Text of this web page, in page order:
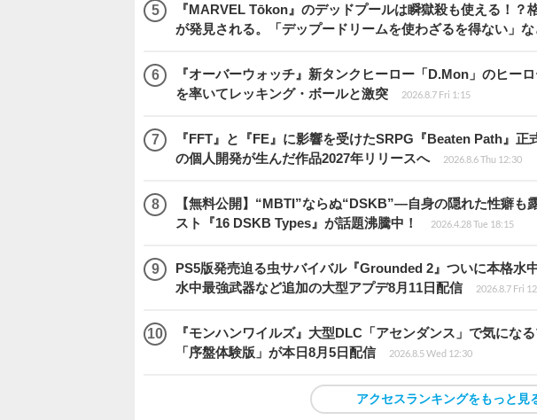
『MARVEL Tōkon』のデッドプールは瞬獄殺も使える！？
が発見される。「デップードリームを使わざるを得ない」
『オーバーウォッチ』新タンクヒーロー「D.Mon」のヒー
を率いてレッキング・ボールと激突
2026.8.7 Fri 1:15
『FFT』と『FE』に影響を受けたSRPG『Beaten Path』
の個人開発が生んだ作品2027年リリースへ
2026.8.6 Thu 12:30
【無料公開】“MBTI”ならぬ“DSKB”―自身の隠れた性癖も
スト『16 DSKB Types』が話題沸騰中！
2026.4.28 Tue 18:15
PS5版発売迫る虫サバイバル『Grounded 2』ついに本格水
水中最強武器など追加の大型アプデ8月11日配信
2026.8.7 Fri
『モンハンワイルズ』大型DLC「アセンダンス」で気にな
「序盤体験版」が本日8月5日配信
2026.8.5 Wed 12:30
アクセスランキングをもっと見